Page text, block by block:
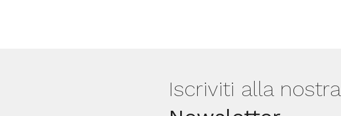
quantità
pag
Iscriviti alla nostra